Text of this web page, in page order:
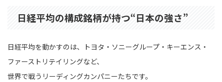
日経平均の構成銘柄が持つ“日本の強さ”
日経平均を動かすのは、トヨタ・ソニーグループ・キーエンス・
ファーストリテイリングなど、
世界で戦うリーディングカンパニーたちです。